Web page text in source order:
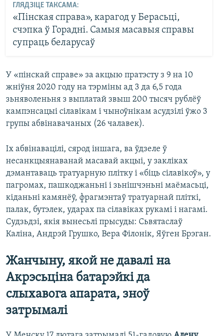
ГЛЯДЗІЦЕ ТАКСАМА:
«Пінская справа», карагод у Берасьці,
счэпка ў Горадні. Самыя масавыя справы
супраць беларусаў
У «пінскай справе» за акцыю пратэсту з 9 на 10
жніўня 2020 году на тэрміны ад 3 да 6,5 года
зьняволеньня з выплатай звыш 200 тысяч рублёў
кампэнсацыі сілавікам і чыноўнікам асудзілі ўжо 3
групы абвінавачаных (26 чалавек).
Іх абвінавацілі, сярод іншага, ва ўдзеле ў
несанкцыянаванай масавай акцыі, у закліках
дэмантаваць тратуарную плітку і «біць сілавікоў», у
пагромах, пашкоджаньні і зьнішчэньні маёмасьці,
кіданьні камянёў, фрагмэнтаў тратуарнай пліткі,
палак, бутэлек, ударах па сілавіках рукамі і нагамі.
Судзьдзі, якія вынесьлі прысуды: Сьвятаслаў
Каліна, Андрэй Грушко, Вера Філонік, Яўген Брэган.
Жанчыну, якой не давалі на
Акрэсьціна батарэйкі да
слыхавога апарата, зноў
затрымалі